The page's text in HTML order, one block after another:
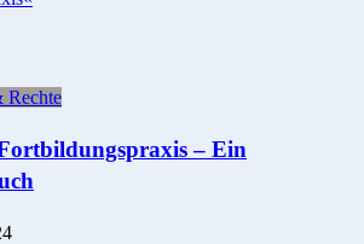
Rechte
– Ein